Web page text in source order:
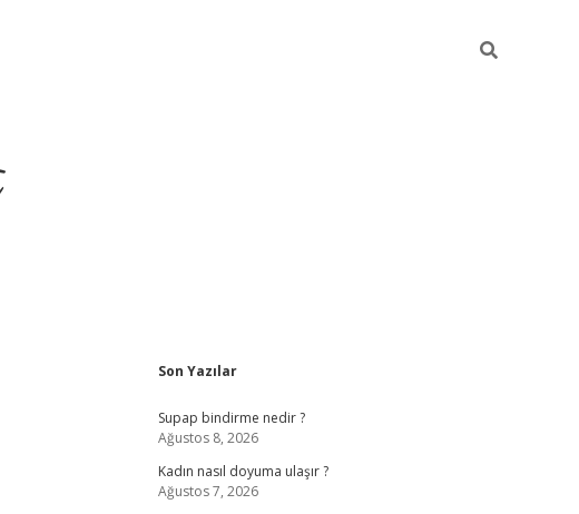
Sidebar
Son Yazılar
Supap bindirme nedir ?
Ağustos 8, 2026
Kadın nasıl doyuma ulaşır ?
Ağustos 7, 2026